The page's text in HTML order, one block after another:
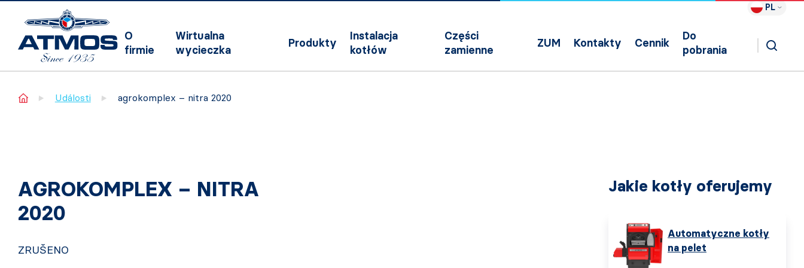
PL
O
firmie
Wirtualna
wycieczka
Produkty
Instalacja
kotłów
Części
zamienne
ZUM Kontakty Cennik
Do
pobrania
Home Události agrokomplex – nitra 2020
AGROKOMPLEX – NITRA
2020
ZRUŠENO
Jakie kotły oferujemy
Automatyczne kotły
na pelet